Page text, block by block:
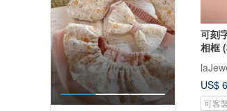
可刻
相框
US$
可客